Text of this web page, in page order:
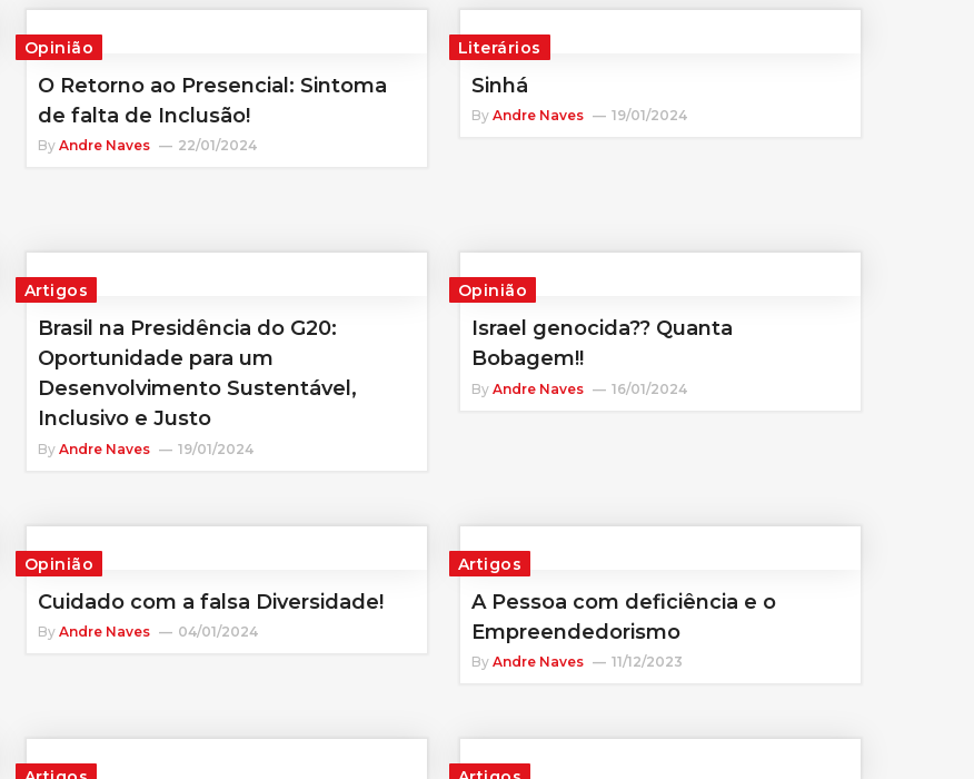
Opinião
O Retorno ao Presencial: Sintoma
de falta de Inclusão!
By Andre Naves 22/01/2024
Literários
Sinhá
By Andre Naves 19/01/2024
Artigos
Brasil na Presidência do G20:
Oportunidade para um
Desenvolvimento Sustentável,
Inclusivo e Justo
By Andre Naves 19/01/2024
Opinião
Israel genocida?? Quanta
Bobagem!!
By Andre Naves 16/01/2024
Opinião
Cuidado com a falsa Diversidade!
By Andre Naves 04/01/2024
Artigos
A Pessoa com deficiência e o
Empreendedorismo
By Andre Naves 11/12/2023